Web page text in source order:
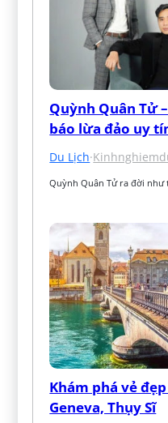
Quỳnh Quân Tử
báo lừa đảo uy
Du Lịch·
Quỳnh Quân Tử ra đời như
Khám phá vẻ
Geneva, Thụy Sĩ